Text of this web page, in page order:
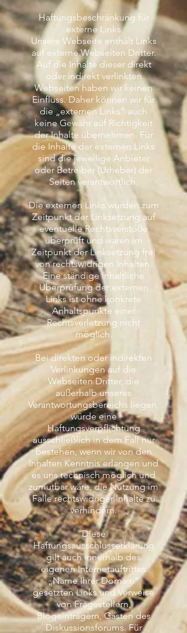
Haftungsbeschränkung für
externe Links
Unsere Webseite enthält Links
auf externe Webseiten Dritter.
Auf die Inhalte dieser direkt
oder indirekt verlinkten
Webseiten haben wir keinen
Einfluss. Daher können wir für
die „externen Links“ auch
keine Gewähr auf Richtigkeit
der Inhalte übernehmen. Für
die Inhalte der externen Links
sind die jeweilige Anbieter
oder Betreiber (Urheber) der
Seiten verantwortlich.
Die externen Links wurden zum
Zeitpunkt der Linksetzung auf
eventuelle Rechtsverstöße
überprüft und waren im
Zeitpunkt der Linksetzung frei
von rechtswidrigen Inhalten.
Eine ständige inhaltliche
Überprüfung der externen
Links ist ohne konkrete
Anhaltspunkte einer
Rechtsverletzung nicht
möglich.
Bei direkten oder indirekten
Verlinkungen auf die
Webseiten Dritter, die
außerhalb unseres
Verantwortungsbereichs liegen,
würde eine
Haftungsverpflichtung
ausschließlich in dem Fall nur
bestehen, wenn wir von den
Inhalten Kenntnis erlangen und
es uns technisch möglich und
zumutbar wäre, die Nutzung im
Falle rechtswidriger Inhalte zu
verhindern.
Diese
Haftungsausschlusserklärung
gilt auch innerhalb des
eigenen Internetauftrittes
„Name Ihrer Domain“
gesetzten Links und Verweise
von Fragestellern,
Blogeinträgern, Gästen des
Diskussionsforums. Für